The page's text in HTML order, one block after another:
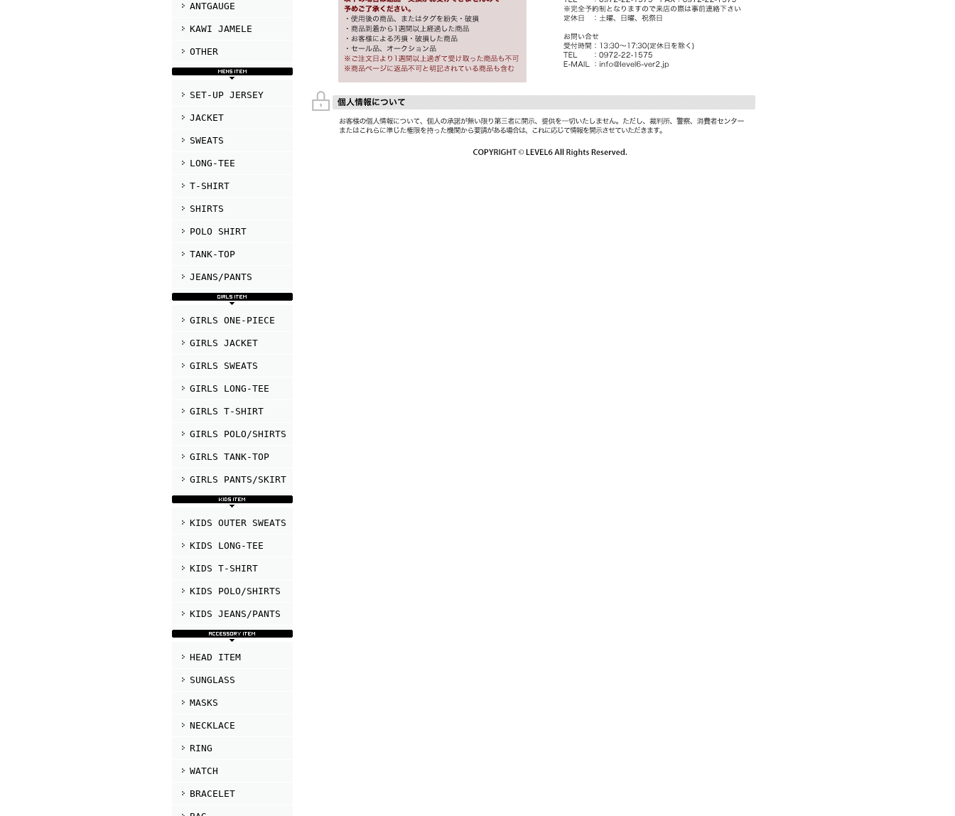
ANTGAUGE
KAWI JAMELE
OTHER
SET-UP JERSEY
JACKET
SWEATS
LONG-TEE
T-SHIRT
SHIRTS
POLO SHIRT
TANK-TOP
JEANS/PANTS
GIRLS ONE-PIECE
GIRLS JACKET
GIRLS SWEATS
GIRLS LONG-TEE
GIRLS T-SHIRT
GIRLS POLO/SHIRTS
GIRLS TANK-TOP
GIRLS PANTS/SKIRT
KIDS OUTER SWEATS
KIDS LONG-TEE
KIDS T-SHIRT
KIDS POLO/SHIRTS
KIDS JEANS/PANTS
HEAD ITEM
SUNGLASS
MASKS
NECKLACE
RING
WATCH
BRACELET